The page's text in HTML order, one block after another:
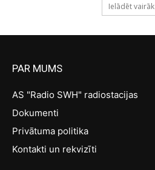
Ielādēt vairāk
PAR MUMS
AS "Radio SWH" radiostacijas
Dokumenti
Privātuma politika
Kontakti un rekvizīti